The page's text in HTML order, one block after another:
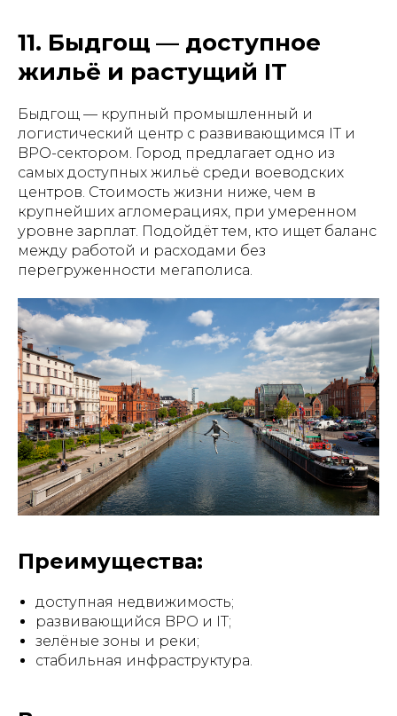
11. Быдгощ — доступное
жильё и растущий IT
Быдгощ — крупный промышленный и
логистический центр с развивающимся IT и
BPO-сектором. Город предлагает одно из
самых доступных жильё среди воеводских
центров. Стоимость жизни ниже, чем в
крупнейших агломерациях, при умеренном
уровне зарплат. Подойдёт тем, кто ищет баланс
между работой и расходами без
перегруженности мегаполиса.
Преимущества:
доступная недвижимость;
развивающийся BPO и IT;
зелёные зоны и реки;
стабильная инфраструктура.